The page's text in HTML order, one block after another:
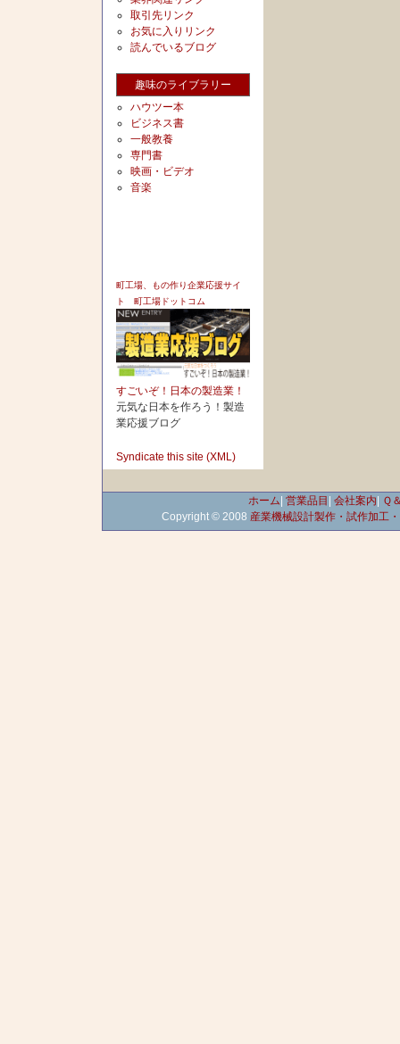
取引先リンク
お気に入りリンク
読んでいるブログ
趣味のライブラリー
ハウツー本
ビジネス書
一般教養
専門書
映画・ビデオ
音楽
町工場、もの作り企業応援サイ
ト 町工場ドットコム
すごいぞ！日本の製造業！
元気な日本を作ろう！製造
業応援ブログ
Syndicate this site (XML)
ホーム 営業品目 会社案内
Ｑ
Copyright © 2008 産業機械設計製作・試作加工